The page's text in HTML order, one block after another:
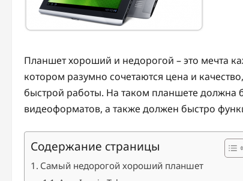
Планшет хороший и недорогой – это мечта
котором разумно сочетаются цена и
быстрой работы. На таком планшете должна
видеоформатов, а также должен быстро
Содержание страницы
Самый недорогой хороший планшет